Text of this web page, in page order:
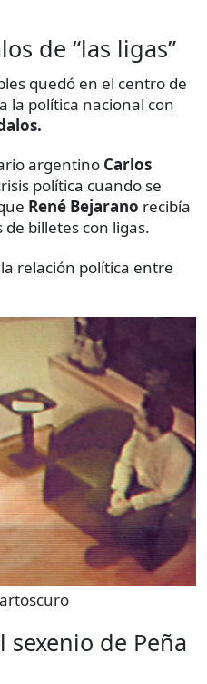
de “las ligas”
quedó en el centro de
la política nacional con
argentino Carlos
política cuando se
René Bejarano recibía
billetes con ligas.
relación política entre
sexenio de Peña